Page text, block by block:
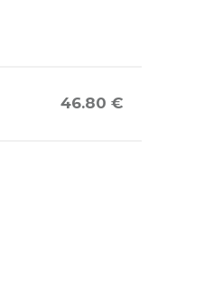
46.80 €